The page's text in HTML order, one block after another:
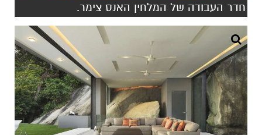
חדר העבודה של המלחין האנס צימר.